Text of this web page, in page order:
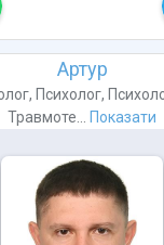
Артур
, Психолог,
Травмоте... Показати